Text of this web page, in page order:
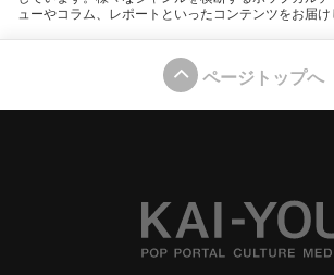
ューやコラム、レポートといったコンテンツをお届け
ページトップへ